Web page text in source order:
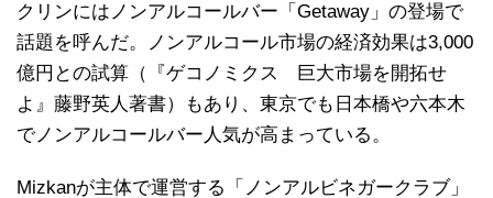
クリンにはノンアルコールバー「Getaway」の登場で
話題を呼んだ。ノンアルコール市場の経済効果は3,000
億円との試算（『ゲコノミクス 巨大市場を開拓せ
よ』藤野英人著書）もあり、東京でも日本橋や六本木
でノンアルコールバー人気が高まっている。
Mizkanが主体で運営する「ノンアルビネガークラブ」